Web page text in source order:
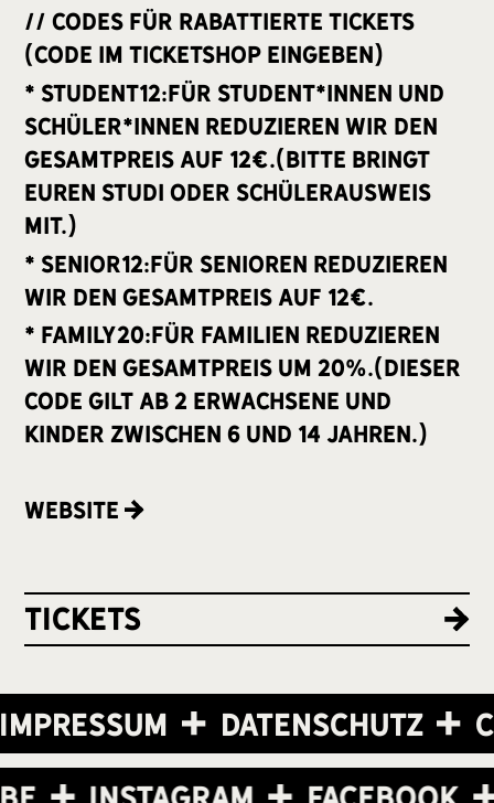
// Codes für rabattierte Tickets
(Code im Ticketshop eingeben)
* Student12:Für Student*Innen und
Schüler*Innen reduzieren wir den
Gesamtpreis auf 12€.(Bitte bringt
euren Studi oder Schülerausweis
mit.)
* Senior12:Für Senioren reduzieren
wir den Gesamtpreis auf 12€.
* Family20:Für Familien reduzieren
wir den Gesamtpreis um 20%.(Dieser
Code gilt ab 2 Erwachsene und
Kinder zwischen 6 und 14 Jahren.)
Website
Tickets
Datenschutz